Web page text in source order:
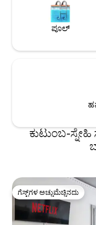
ಪೂಲ್
ಕುಟುಂಬ-
ಗೆಸ್ಟ್‌ಗಳ ಅಚ್ಚುಮೆಚ್ಚಿನದು
ಗೆಸ್ಟ್‌ಗಳ ಅಚ್ಚುಮೆಚ್ಚಿನದು